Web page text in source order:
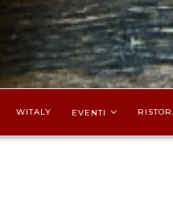
WITALY EVENTI